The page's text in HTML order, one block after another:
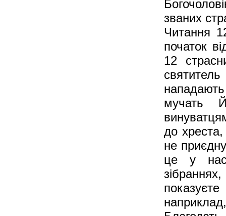
званих
Читання
початок
12
мучать
до хреста,
не
це у нас